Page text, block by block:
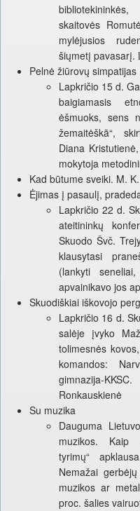
skaitovės
mylėjusios
šiųmetį pavasarį.
Pelnė žiūrovų simpatijas
Lapkričio 15 d.
baigiamasis
ėšmuoks, sens
žemaitėškā“,
Diana
mokytoja
Kad būtume sveiki. M. K.
Ėjimas į pasaulį,
Lapkričio 22 d.
ateitininkų
Skuodo Švč.
klausytasi
(lankyti
apvainikavo jos
Skuodiškiai iškovojo
Lapkričio 16 d.
salėje įvyko
tolimesnės
komandos:
gimnazija-
Ronkauskienė
Su muzika
Dauguma
muzikos. Kaip
tyrimų“
Nemažai
muzikos ar
proc. šalies